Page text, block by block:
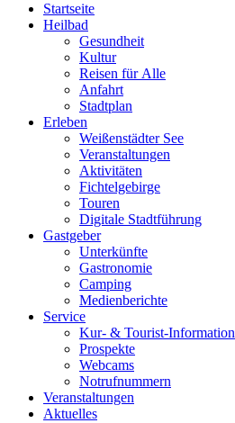
Start­sei­te
Heil­bad
Gesund­heit
Kul­tur
Rei­sen für Alle
Anfahrt
Stadt­plan
Erle­ben
Wei­ßen­städ­ter See
Ver­an­stal­tun­gen
Akti­vi­tä­ten
Fich­tel­ge­bir­ge
Tou­ren
Digi­ta­le Stadtführung
Gast­ge­ber
Unter­künf­te
Gas­tro­no­mie
Cam­ping
Medi­en­be­rich­te
Ser­vice
Kur- & Tourist-Information
Pro­spek­te
Web­cams
Not­ruf­num­mern
Ver­an­stal­tun­gen
Aktu­el­les